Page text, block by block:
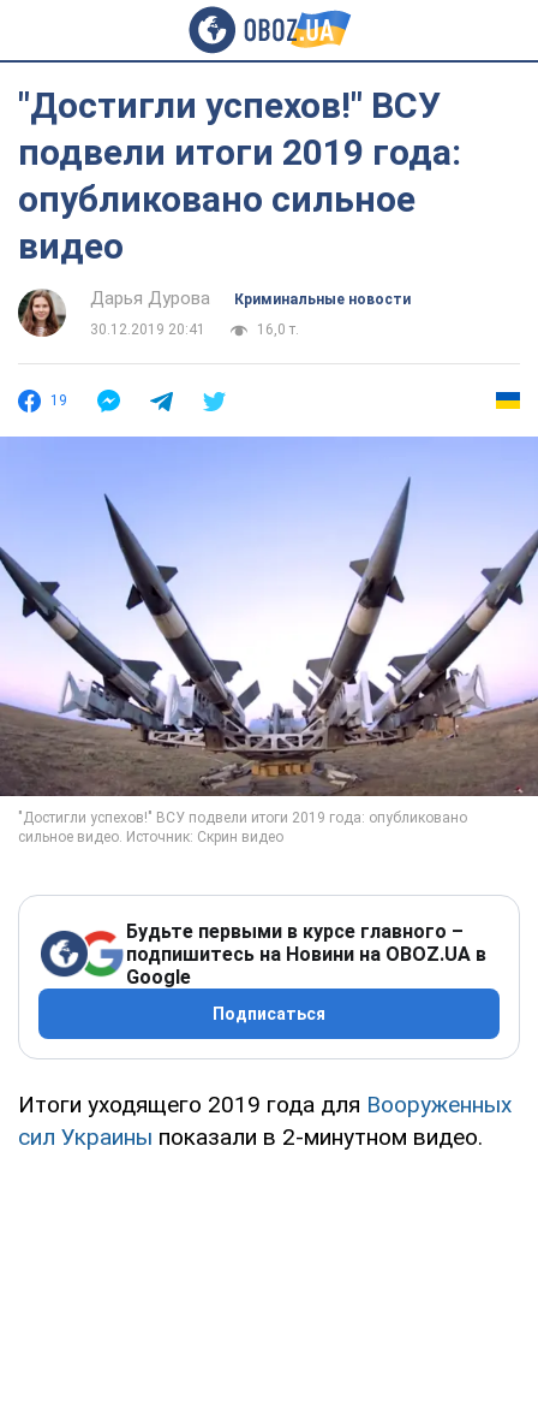
"Достигли успехов!" ВСУ
подвели итоги 2019 года:
опубликовано сильное
видео
Дарья Дурова
Криминальные новости
30.12.2019 20:41
16,0 т.
19
Будьте первыми в курсе главного –
подпишитесь на Новини на OBOZ.UA в
Google
Подписаться
Итоги уходящего 2019 года для Вооруженных
сил Украины показали в 2-минутном видео.